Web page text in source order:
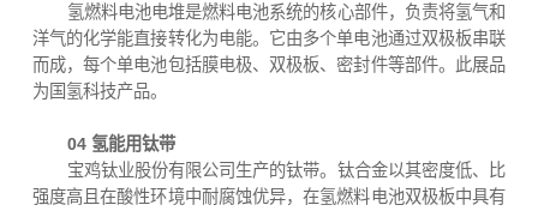
氢燃料电池电堆是燃料电池系统的核心部件，负责将氢气和
洋气的化学能直接转化为电能。它由多个单电池通过双极板串联
而成，每个单电池包括膜电极、双极板、密封件等部件。此展品
为国氢科技产品。
04 氢能用钛带
宝鸡钛业股份有限公司生产的钛带。钛合金以其密度低、比
强度高且在酸性环境中耐腐蚀优异，在氢燃料电池双极板中具有